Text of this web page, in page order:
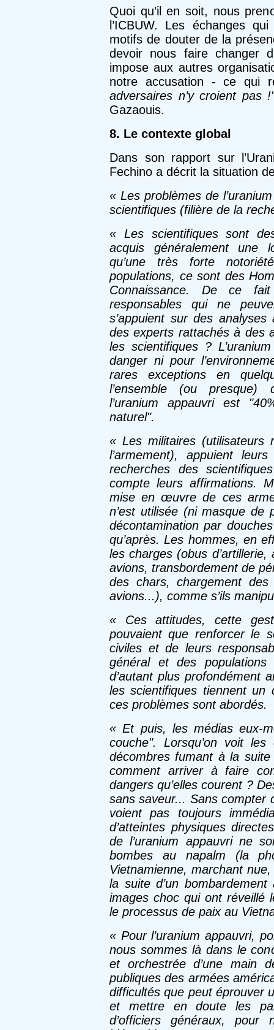
Quoi qu’il en soit, nous
l’ICBUW. Les échanges
motifs de douter de la
devoir nous faire changer
impose aux autres
notre accusation - ce qui
adversaires n’y croient pas
Gazaouis.
8. Le contexte global
Dans son rapport sur
Fechino a décrit la situation
« Les problèmes de
scientifiques (filière de la
« Les scientifiquessont
acquis généralement une
qu’une très forte
populations, ce sont des
Connaissance. De ce
responsables qui ne
s’appuient sur des
des experts rattachés à des
les scientifiques ?
danger ni pour
rares exceptions en
l’ensemble (ou presque)
l’uranium appauvri est
naturel".
« Les militaires (utilisateurs
l’armement), appuient
recherches des
compte leurs affirmations.
mise en œuvre de ces
n’est utilisée (ni masque de
décontamination par
qu’après. Les hommes, en
les charges (obus
avions, transbordement de
des chars, chargement
avions...), comme s’ils
« Ces attitudes, cette
pouvaient que renforcer le
civiles et de leurs
général et des
d’autant plus profondément
les scientifiques tiennent
ces problèmes sont abordés.
«Et puis, les médias eux-
couche". Lorsqu’on voit
décombres fumant à la suite
comment arriver à faire
dangers qu’elles courent ?
sans saveur... Sans compter
voient pas toujours
d’atteintes physiques
de l’uranium appauvri ne
bombes au napalm (la
Vietnamienne, marchant
la suite d’un
images choc qui ont réveillé
le processus de paix au
« Pour l’uranium appauvri,
nous sommes là dans le
et orchestrée d’une main
publiques des armées
difficultés que peut éprouver
et mettre en doute les
d’officiers généraux,